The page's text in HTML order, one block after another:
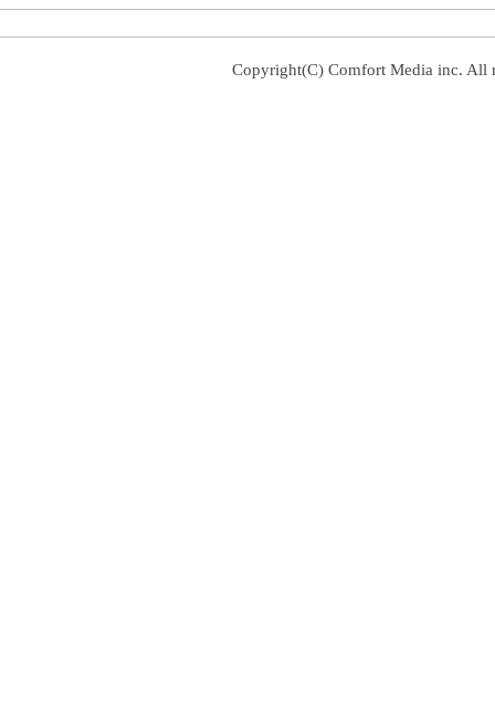
Copyright(C) Comfort Media inc. All